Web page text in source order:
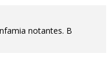
notantes. В